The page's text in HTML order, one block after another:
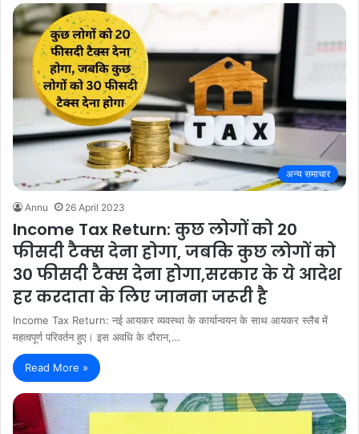
अन्य समाचार
Annu 26 April 2023
Income Tax Return: कुछ लोगों को 20
फीसदी टैक्स देना होगा, जबकि कुछ लोगों को
30 फीसदी टैक्स देना होगा,सरकार के ये आदेश
हर करदाता के लिए जानना जरूरी है
Income Tax Return: नई आयकर व्यवस्था के कार्यान्वयन के साथ आयकर स्लैब में
महत्वपूर्ण परिवर्तन हुए। इस अवधि के दौरान,…
Read More »